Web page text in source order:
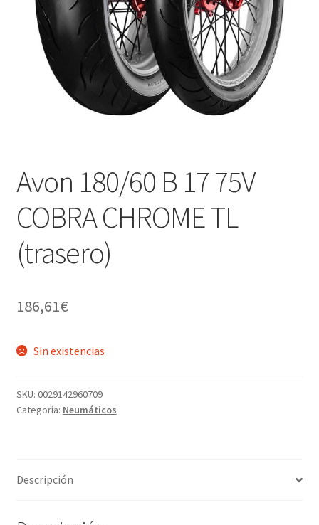
Avon 180/60 B 17 75V
COBRA CHROME TL
(trasero)
186,61€
Sin existencias
SKU: 0029142960709
Categoría: Neumáticos
Descripción